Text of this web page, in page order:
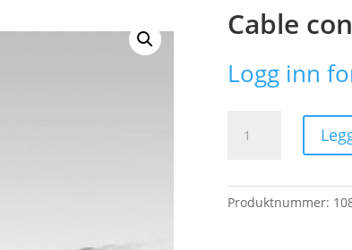
Cable
Logg inn
connector
antall
Produktnummer: